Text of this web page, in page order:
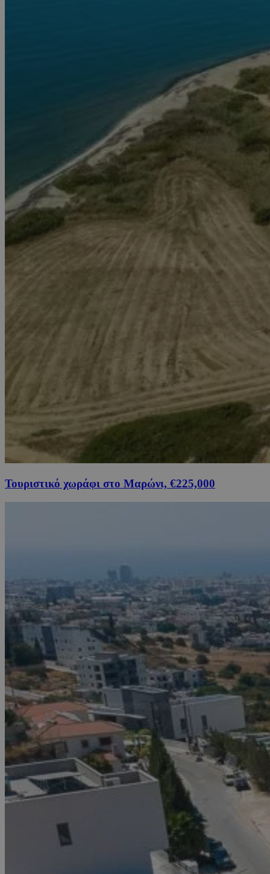
Τουριστικό χωράφι στο Μαρώνι, €225,000